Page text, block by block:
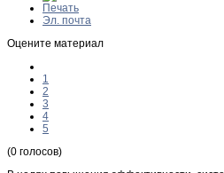
Печать
Эл. почта
Оцените материал
1
2
3
4
5
(0 голосов)